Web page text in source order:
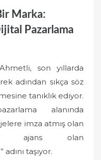
Marka:
Pazarlama
son yıllarda
adından sıkça söz
tanıklık ediyor.
alanında
imza atmış olan
ajans olan
taşıyor.